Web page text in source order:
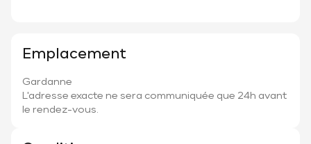
Emplacement
Gardanne
L'adresse exacte ne sera communiquée que 24h avant
le rendez-vous.